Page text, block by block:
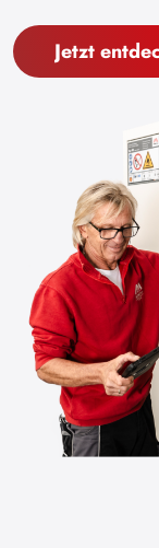
Jetzt